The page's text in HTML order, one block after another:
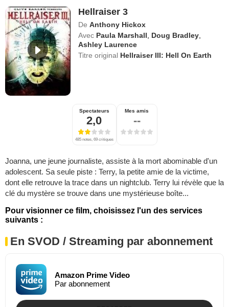
Hellraiser 3
De Anthony Hickox
Avec Paula Marshall Doug Bradley
Ashley Laurence
Titre original Hellraiser III: Hell On Earth
Spectateurs
2,0
485 notes, 69 critiques
Mes amis
--
Joanna, une jeune journaliste, assiste à la mort abominable d'un
adolescent. Sa seule piste : Terry, la petite amie de la victime,
dont elle retrouve la trace dans un nightclub. Terry lui révèle que la
clé du mystère se trouve dans une mystérieuse boîte...
Pour visionner ce film, choisissez l'un des services
suivants :
En SVOD / Streaming par abonnement
Amazon Prime Video
Par abonnement